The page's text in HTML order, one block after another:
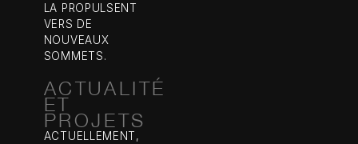
LA PROPULSENT
VERS DE
NOUVEAUX
SOMMETS.
ACTUALITÉ
ET
PROJETS
ACTUELLEMENT,